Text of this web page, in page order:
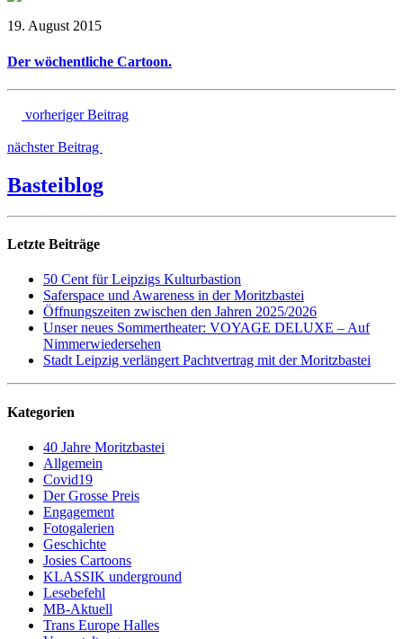
19. August 2015
Der wöchentliche Cartoon.
vorheriger Beitrag
nächster Beitrag
Basteiblog
Letzte Beiträge
50 Cent für Leipzigs Kulturbastion
Saferspace und Awareness in der Moritzbastei
Öffnungszeiten zwischen den Jahren 2025/2026
Unser neues Sommertheater: VOYAGE DELUXE – Auf
Nimmerwiedersehen
Stadt Leipzig verlängert Pachtvertrag mit der Moritzbastei
Kategorien
40 Jahre Moritzbastei
Allgemein
Covid19
Der Grosse Preis
Engagement
Fotogalerien
Geschichte
Josies Cartoons
KLASSIK underground
Lesebefehl
MB-Aktuell
Trans Europe Halles